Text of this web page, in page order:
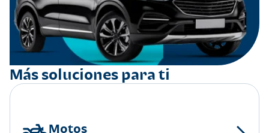
Más soluciones para ti